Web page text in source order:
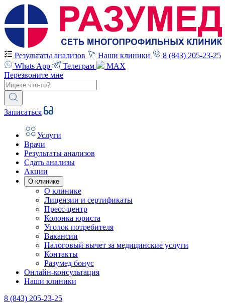
Результаты анализов Наши клиники
8 (843) 205-23-25
Whats App
Телеграм
MAX
Перезвоните мне
Записаться
Услуги
Врачи
Результаты анализов
Сдать анализы
Акции
О клинике
О клинике
Лицензии и сертификаты
Пресс-центр
Колонка юриста
Уголок потребителя
Вакансии
Налоговый вычет за медицинские услуги
Контакты
Разумед бонус
Онлайн-консультация
Наши клиники
8 (843) 205-23-25